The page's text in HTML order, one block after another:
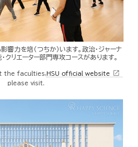
力を培（つちか）います。政治・ジャーナ
クリエーター部門専攻コースがあります。
the faculties, HSU official website open_in_new
please visit.